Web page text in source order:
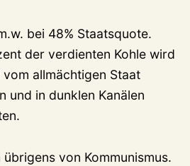
bei 48% Staatsquote.
der verdienten Kohle wird
allmächtigen Staat
und in dunklen Kanälen
von Kommunismus.